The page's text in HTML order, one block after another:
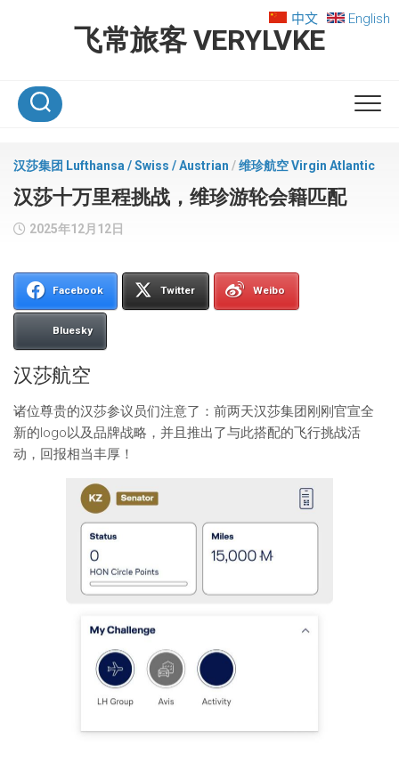
飞常旅客 VERYLVKE
中文 English
汉莎集团 Lufthansa / Swiss / Austrian /维珍航空 Virgin Atlantic
汉莎十万里程挑战，维珍游轮会籍匹配
2025年12月12日
Facebook Twitter Weibo
Bluesky
汉莎航空
诸位尊贵的汉莎参议员们注意了：前两天汉莎集团刚刚官宣全
新的logo以及品牌战略，并且推出了与此搭配的飞行挑战活
动，回报相当丰厚！